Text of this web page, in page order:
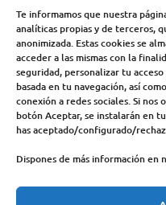
Te informamos que nuestra
analíticas propias y de terceros,
anonimizada. Estas cookies se
acceder a las mismas con la
seguridad, personalizar tu
basada en tu navegación, así
conexión a redes sociales. Si
botón Aceptar, se instalarán en
has aceptado/configurado/
Dispones de más información en
Colegio y Seminario
Avda. Castilla y León, s/
(Palencia) – Teléfono